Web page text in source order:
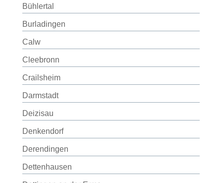
Bühlertal
Burladingen
Calw
Cleebronn
Crailsheim
Darmstadt
Deizisau
Denkendorf
Derendingen
Dettenhausen